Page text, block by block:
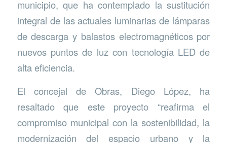
municipio, que ha contemplado la sustitución
integral de las actuales luminarias de lámparas
de descarga y balastos electromagnéticos por
nuevos puntos de luz con tecnología LED de
alta eficiencia.
El concejal de Obras, Diego López, ha
resaltado que este proyecto “reafirma el
compromiso municipal con la sostenibilidad, la
modernización del espacio urbano y la